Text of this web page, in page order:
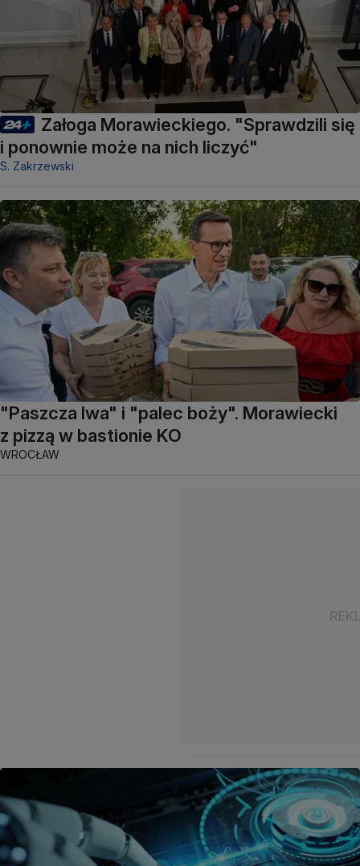
Załoga Morawieckiego. "Sprawdzili się
i ponownie może na nich liczyć"
S. Zakrzewski
"Paszcza lwa" i "palec boży". Morawiecki
z pizzą w bastionie KO
WROCŁAW